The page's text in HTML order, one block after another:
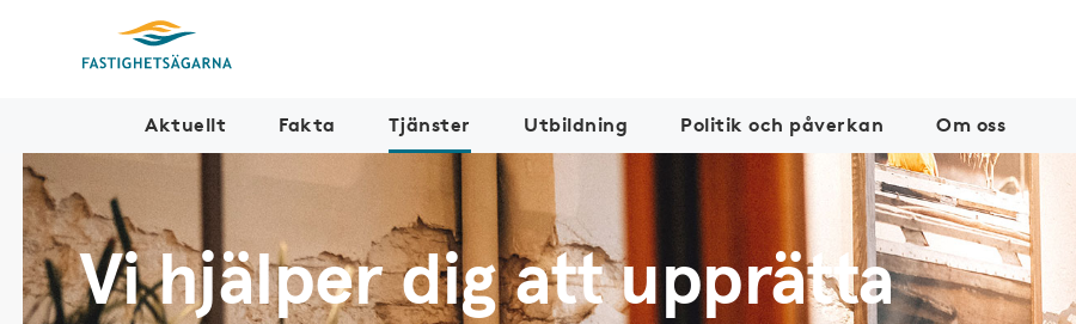
Aktuellt Fakta Tjänster Utbildning Politik och påverkan Om oss
Vi hjälper dig att upprätta